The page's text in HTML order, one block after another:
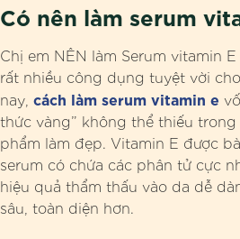
Có nên làm serum
Chị em NÊN làm Serum vitamin
rất nhiều công dụng tuyệt vời
nay, cách làm serum vitamin e
thức vàng” không thể thiếu
phẩm làm đẹp. Vitamin E được
serum có chứa các phân tử cực
hiệu quả thẩm thấu vào da dễ
sâu, toàn diện hơn.